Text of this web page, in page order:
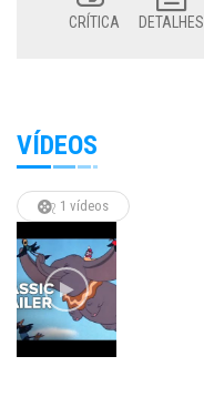
CRÍTICA DETALHES
VÍDEOS
1 vídeos